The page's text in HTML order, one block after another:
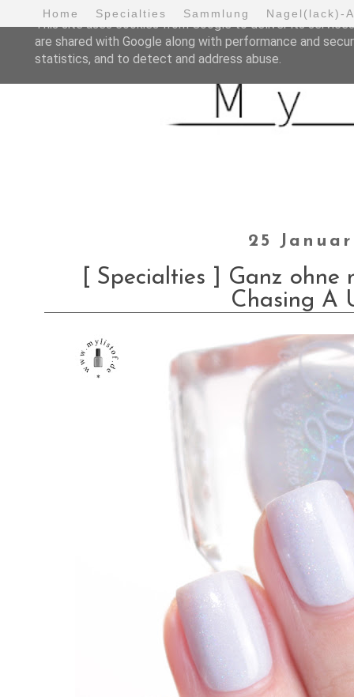
Home Specialties Sammlung Nagel(lack)-
25
[ Specialties ] Ganz
Chasing A
This site uses cookies from Google to deliver its
are shared with Google along with performance and
statistics, and to detect and address abuse.